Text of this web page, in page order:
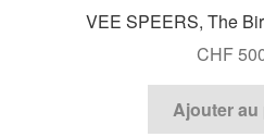
VEE SPEERS, The
CHF
Ajouter au